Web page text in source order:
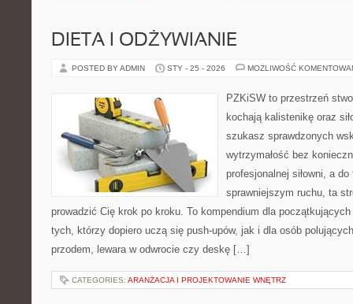
DIETA I ODŻYWIANIE
POSTED BY ADMIN STY - 25 - 2026 MOŻLIWOŚĆ
PZKiSW to przestrzeń
kochają kalistenikę oraz
szukasz sprawdzonych
wytrzymałość bez
profesjonalnej siłowni, a
sprawniejszym ruchu, ta
prowadzić Cię krok po kroku. To kompendium dla
tych, którzy dopiero uczą się push-upów, jak i dla osób
przodem, lewara w odwrocie czy deskę […]
CATEGORIES: ARANŻACJA I PROJEKTOWANIE WNĘTRZ